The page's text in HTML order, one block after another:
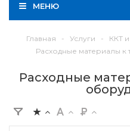
МЕНЮ
Главная - Услуги - ККТ
Расходные материалы
Расходные